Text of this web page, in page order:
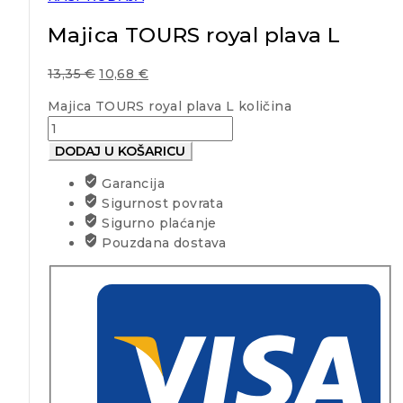
Majica TOURS royal plava L
13,35€ 10,68 €
Majica TOURS royal plava L količina
DODAJ U KOŠARICU
Garancija
Sigurnost povrata
Sigurno plaćanje
Pouzdana dostava